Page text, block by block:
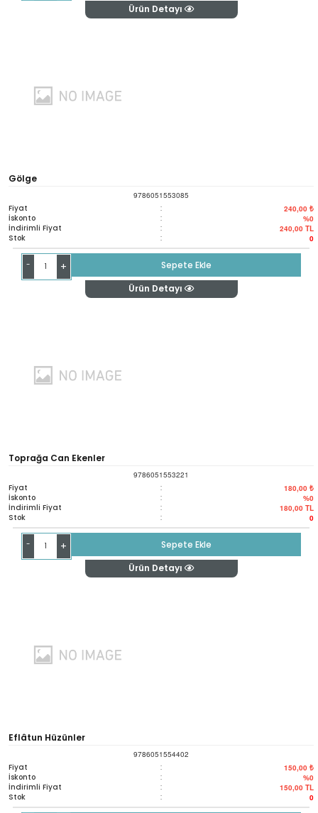
Ürün Detayı
Gölge
9786051553085
Fiyat : 240,00 ₺
İskonto : %0
İndirimli Fiyat : 240,00 TL
Stok : 0
- +
Sepete Ekle
Ürün Detayı
Toprağa Can Ekenler
9786051553221
Fiyat : 180,00 ₺
İskonto : %0
İndirimli Fiyat : 180,00 TL
Stok : 0
- +
Sepete Ekle
Ürün Detayı
Eflâtun Hüzünler
9786051554402
Fiyat : 150,00 ₺
İskonto : %0
İndirimli Fiyat : 150,00 TL
Stok : 0